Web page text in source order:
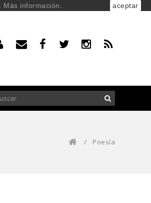
/ Poesía
Más información aceptar